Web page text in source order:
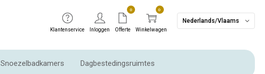
Klantenservice Inloggen
0
Offerte
0
Winkelwagen
Nederlands/Vlaams
Snoezelbadkamers Dagbestedingsruimtes